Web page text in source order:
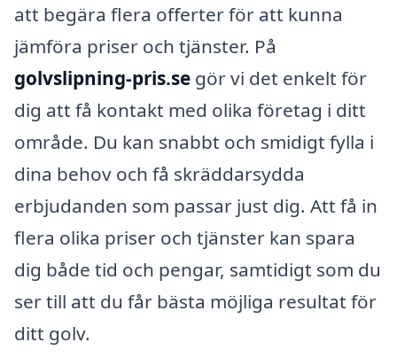
att begära flera offerter för att kunna
jämföra priser och tjänster. På
golvslipning-pris.se gör vi det enkelt för
dig att få kontakt med olika företag i ditt
område. Du kan snabbt och smidigt fylla i
dina behov och få skräddarsydda
erbjudanden som passar just dig. Att få in
flera olika priser och tjänster kan spara
dig både tid och pengar, samtidigt som du
ser till att du får bästa möjliga resultat för
ditt golv.